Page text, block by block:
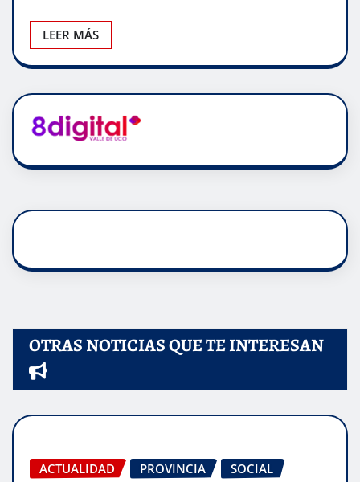
LEER MÁS
OTRAS NOTICIAS QUE TE INTERESAN
ACTUALIDAD PROVINCIA
SOCIAL